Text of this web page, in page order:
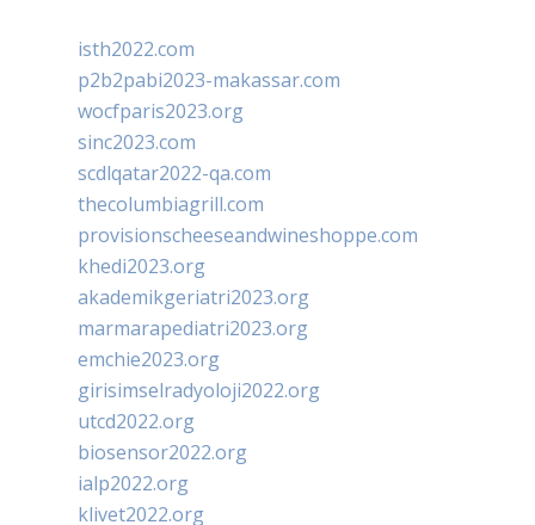
isth2022.com
p2b2pabi2023-makassar.com
wocfparis2023.org
sinc2023.com
scdlqatar2022-qa.com
thecolumbiagrill.com
provisionscheeseandwineshoppe.com
khedi2023.org
akademikgeriatri2023.org
marmarapediatri2023.org
emchie2023.org
girisimselradyoloji2022.org
utcd2022.org
biosensor2022.org
ialp2022.org
klivet2022.org